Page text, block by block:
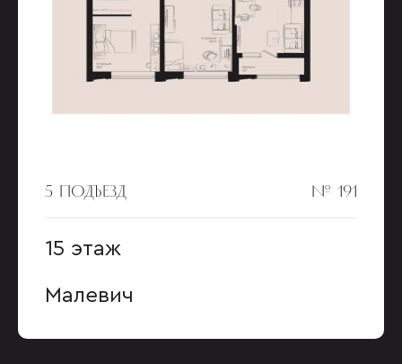
5 ПОДЪЕЗД № 191
15 этаж
Малевич